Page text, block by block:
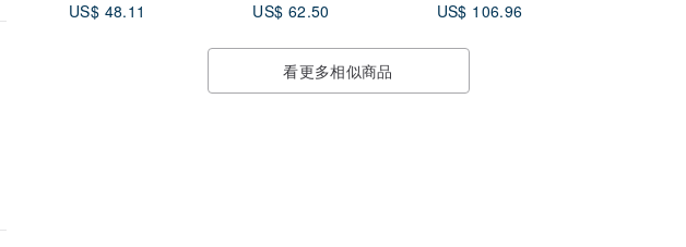
US$ 48.11
US$ 62.50
US$ 106.96
看更多相似商品